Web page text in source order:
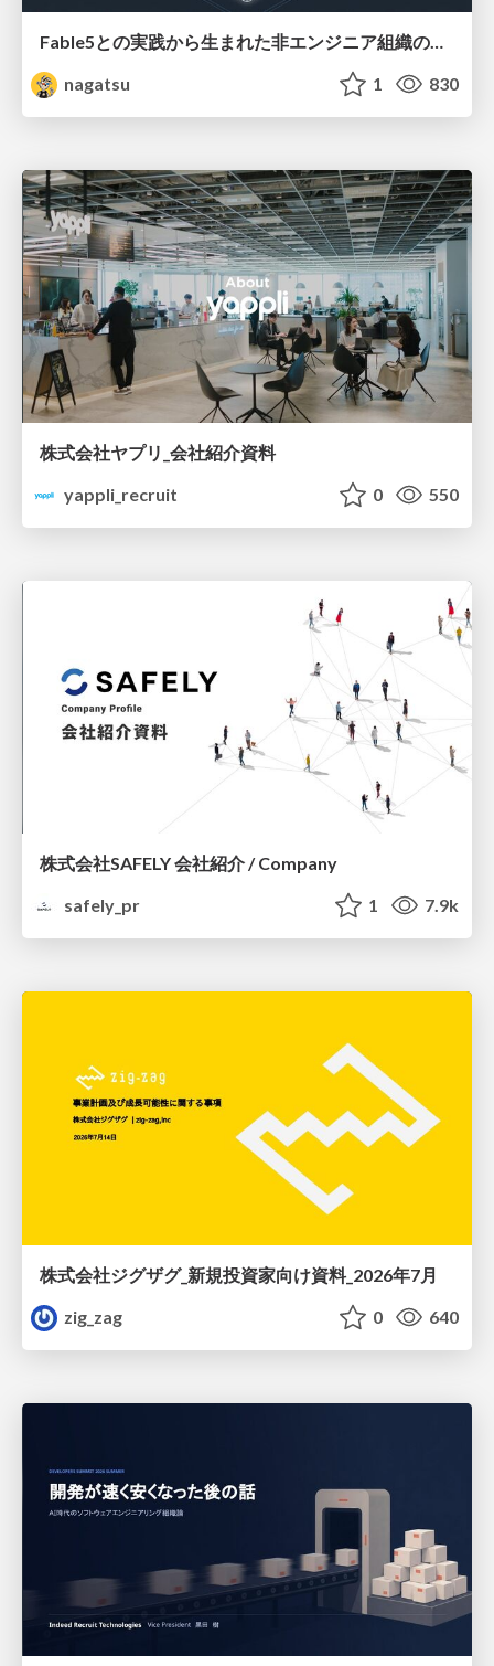
nagatsu
1 830
株式会社ヤプリ_会社紹介資料
yappli_recruit
0 550
株式会社SAFELY 会社紹介 / Company
safely_pr
1 7.9k
株式会社ジグザグ_新規投資家向け資料_2026年7月
zig_zag
0 640